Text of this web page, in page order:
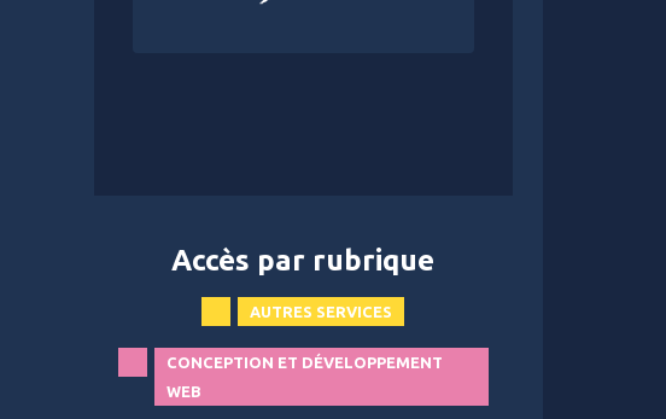
Accès par rubrique
AUTRES SERVICES
CONCEPTION ET DÉVELOPPEMENT
WEB